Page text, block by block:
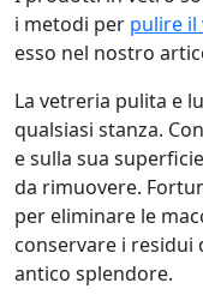
i metodi per pulire il
esso nel nostro
La vetreria pulita e
qualsiasi stanza.
e sulla sua
da rimuovere.
per eliminare le
conservare i
antico splendore.